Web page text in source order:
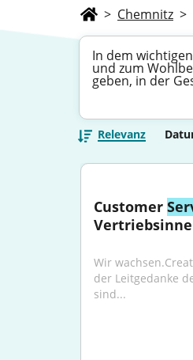
> Chemnitz >
In dem
und zum
geben, in der
Relevanz
Customer
Wir
der Leitgedanke
sind...